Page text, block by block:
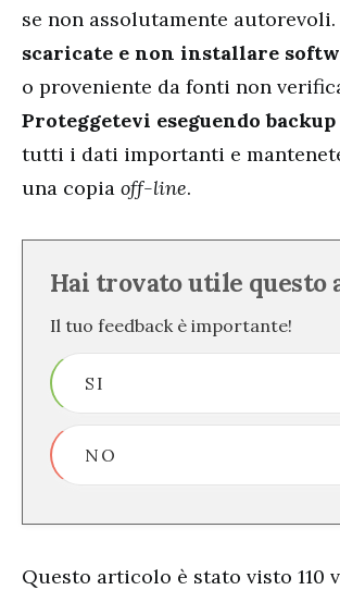
se non assolutamente autorevoli.
scaricate e non installare
o proveniente da fonti non
Proteggetevi eseguendo
tutti i dati importanti e
una copia off-line.
Hai trovato utile questo
Il tuo feedback è importante!
SI
NO
Questo articolo è stato visto 110